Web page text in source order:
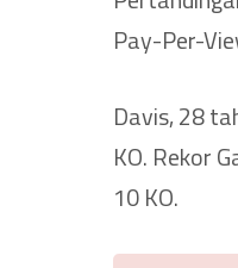
Pay-Per-
Davis, 28
KO. Rekor
10 KO.